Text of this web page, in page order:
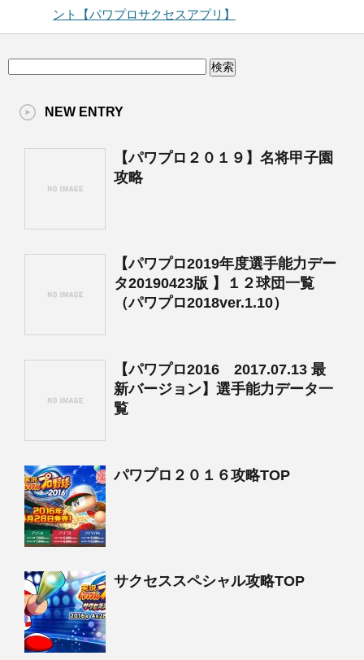
ント【パワプロサクセスアプリ】
NEW ENTRY
【パワプロ２０１９】名将甲子園
攻略
【パワプロ2019年度選手能力デー
タ20190423版 】１２球団一覧
（パワプロ2018ver.1.10）
【パワプロ2016 2017.07.13 最
新バージョン】選手能力データ一
覧
パワプロ２０１６攻略TOP
サクセススペシャル攻略TOP